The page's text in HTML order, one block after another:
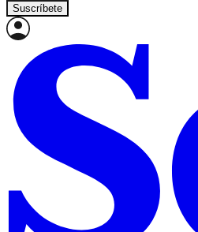
Suscríbete